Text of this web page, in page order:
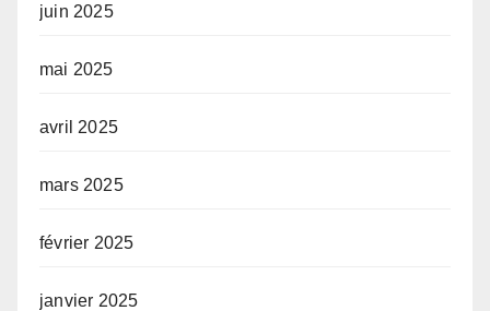
juin 2025
mai 2025
avril 2025
mars 2025
février 2025
janvier 2025